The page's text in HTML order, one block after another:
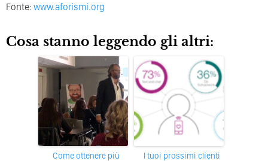
Fonte: www.aforismi.org
Cosa stanno leggendo gli altri:
Come ottenere più
I tuoi prossimi clienti